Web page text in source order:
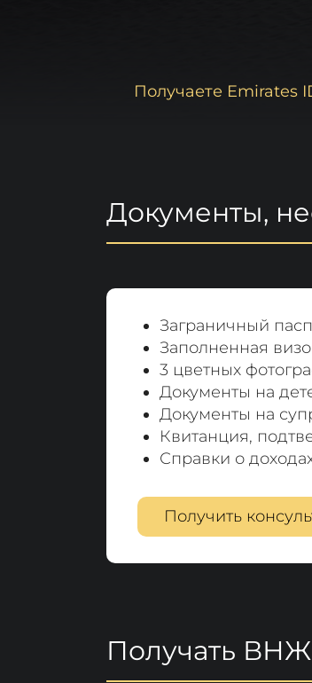
Получаете Emirates
Документы,
Заграничный
Заполненная
3 цветных
Документы на
Документы на
Квитанция,
Справки о
Получить
Получать ВНЖ